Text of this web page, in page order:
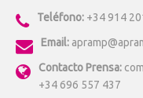
Teléfono: +34 914
Email:
Contacto Prensa:
+34 696 557 437